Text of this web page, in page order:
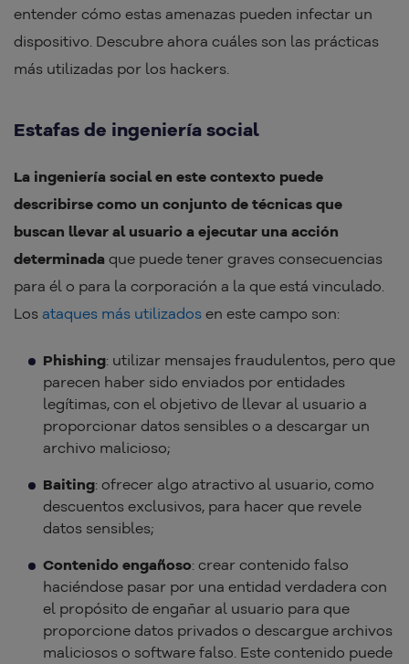
entender cómo estas amenazas pueden infectar un
dispositivo. Descubre ahora cuáles son las prácticas
más utilizadas por los hackers.
Estafas de ingeniería social
La ingeniería social en este contexto puede
describirse como un conjunto de técnicas que
buscan llevar al usuario a ejecutar una acción
determinada que puede tener graves consecuencias
para él o para la corporación a la que está vinculado.
Los ataques más utilizados en este campo son:
Phishing: utilizar mensajes fraudulentos, pero que
parecen haber sido enviados por entidades
legítimas, con el objetivo de llevar al usuario a
proporcionar datos sensibles o a descargar un
archivo malicioso;
Baiting: ofrecer algo atractivo al usuario, como
descuentos exclusivos, para hacer que revele
datos sensibles;
Contenido engañoso: crear contenido falso
haciéndose pasar por una entidad verdadera con
el propósito de engañar al usuario para que
proporcione datos privados o descargue archivos
maliciosos o software falso. Este contenido puede